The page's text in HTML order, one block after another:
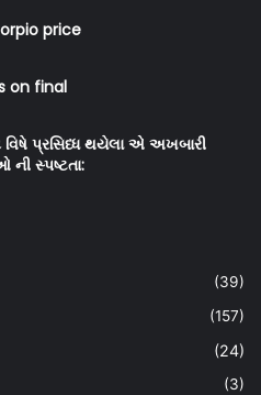
price
on final
પ્રસિધ્ધ થયેલા એ અખબારી
સ્પષ્ટતા:
(39)
(157)
(24)
(3)